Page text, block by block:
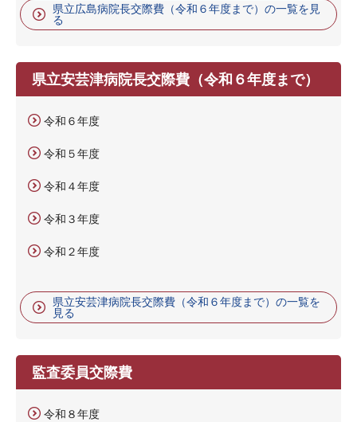
県立広島病院長交際費（令和６年度まで）の一覧を見
る
県立安芸津病院長交際費（令和６年度まで）
令和６年度
令和５年度
令和４年度
令和３年度
令和２年度
県立安芸津病院長交際費（令和６年度まで）の一覧を
見る
監査委員交際費
令和８年度